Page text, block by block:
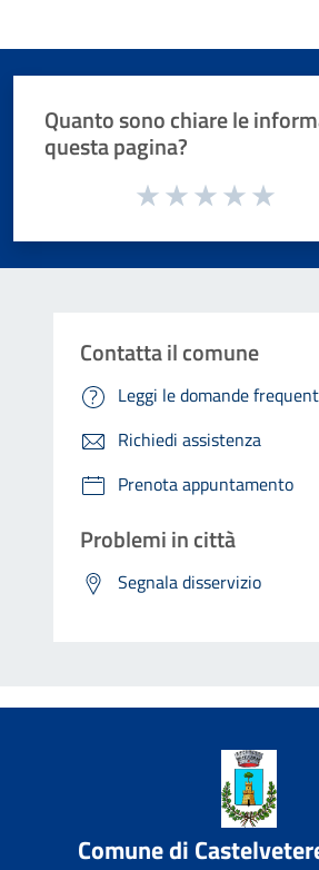
Quanto sono chiare le
questa pagina?
Valuta da 1 a 5 stelle la pagina
Contatta il comune
Leggi le domande
Richiedi assistenza
Prenota appuntamento
Problemi in città
Segnala disservizio
Comune di